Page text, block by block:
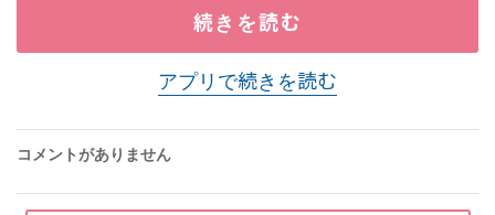
続きを読む
アプリで続きを読む
コメントがありません